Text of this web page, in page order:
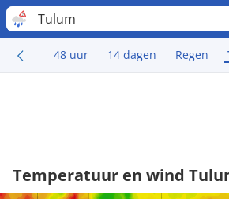
Tulum
48 uur 14 dagen Regen
Temperatuur en wind